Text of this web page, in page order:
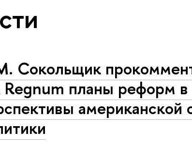
Сокольщик
планы реформ
американской